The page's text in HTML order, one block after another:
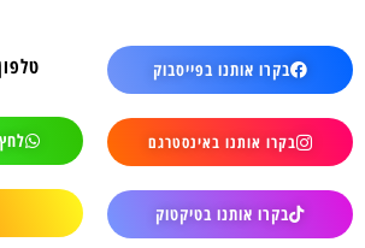
בקרו אותנו בפייסבוק
בקרו אותנו באינסטרגם
בקרו אותנו בטיקטוק
טלפון: 050-